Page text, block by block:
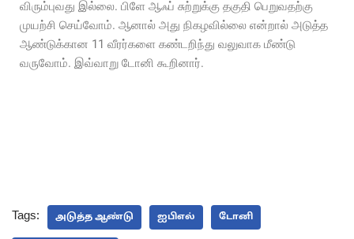
விரும்புவது இல்லை. பிளே ஆஃப் சுற்றுக்கு தகுதி பெறுவதற்கு
முயற்சி செய்வோம். ஆனால் அது நிகழவில்லை என்றால் அடுத்த
ஆண்டுக்கான 11 வீரர்களை கண்டறிந்து வலுவாக மீண்டு
வருவோம். இவ்வாறு டோனி கூறினார்.
Tags: அடுத்த ஆண்டு ஐபிஎல் டோனி